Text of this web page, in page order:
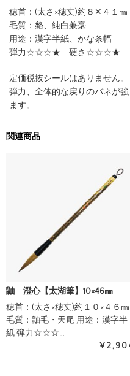
穂首：(太さ×穂丈)約８✕４１㎜
毛質：貉、純白兼毫
用途：漢字半紙、かな条幅
弾力☆☆☆★ 硬さ☆☆☆★
定価税抜シールはありません。
弾力、全体的な戻りのバネが
ます。
関連商品
鼬 澄心【太湖筆】10×46㎜
穂首：(太さ×穂丈)約１０×４６㎜
毛質：鼬毛・天尾 用途：漢字半
紙 弾力☆☆☆…